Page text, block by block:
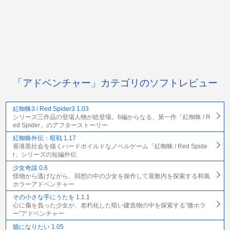
「アドベンチャー」カテゴリのソフトレビュー
紅蜘蛛3 / Red Spider3 1.03
シリーズ三作品の登場人物が総登場。6編からなる、第一作「紅蜘蛛 / R
ed Spider」のアフターストーリー
紅蜘蛛外伝：暗戦 1.17
香港黒社会を描くハードボイルドなノベルゲーム「紅蜘蛛 / Red Spide
r」シリーズの短編外伝
少女奇談 0.6
怪物から逃げながら、回想の中の少女を操作して屋敷内を探索する和風
ホラーアドベンチャー
その小さな手にうたを 1.1.1
心に傷を負った少女が、老朽化した暗い建造物の中を探索する“微ホラ
ー”アドベンチャー
猫になりたい 1.05